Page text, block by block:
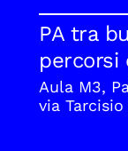
PA tra
percorsi
Aula M3,
via